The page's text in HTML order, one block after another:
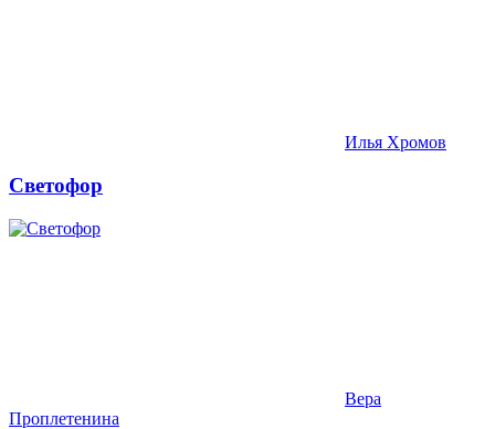
Илья Хромов
Светофор
Вера
Проплетенина